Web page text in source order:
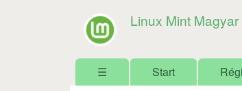
Linux Mint
Főmenü
☰ Start